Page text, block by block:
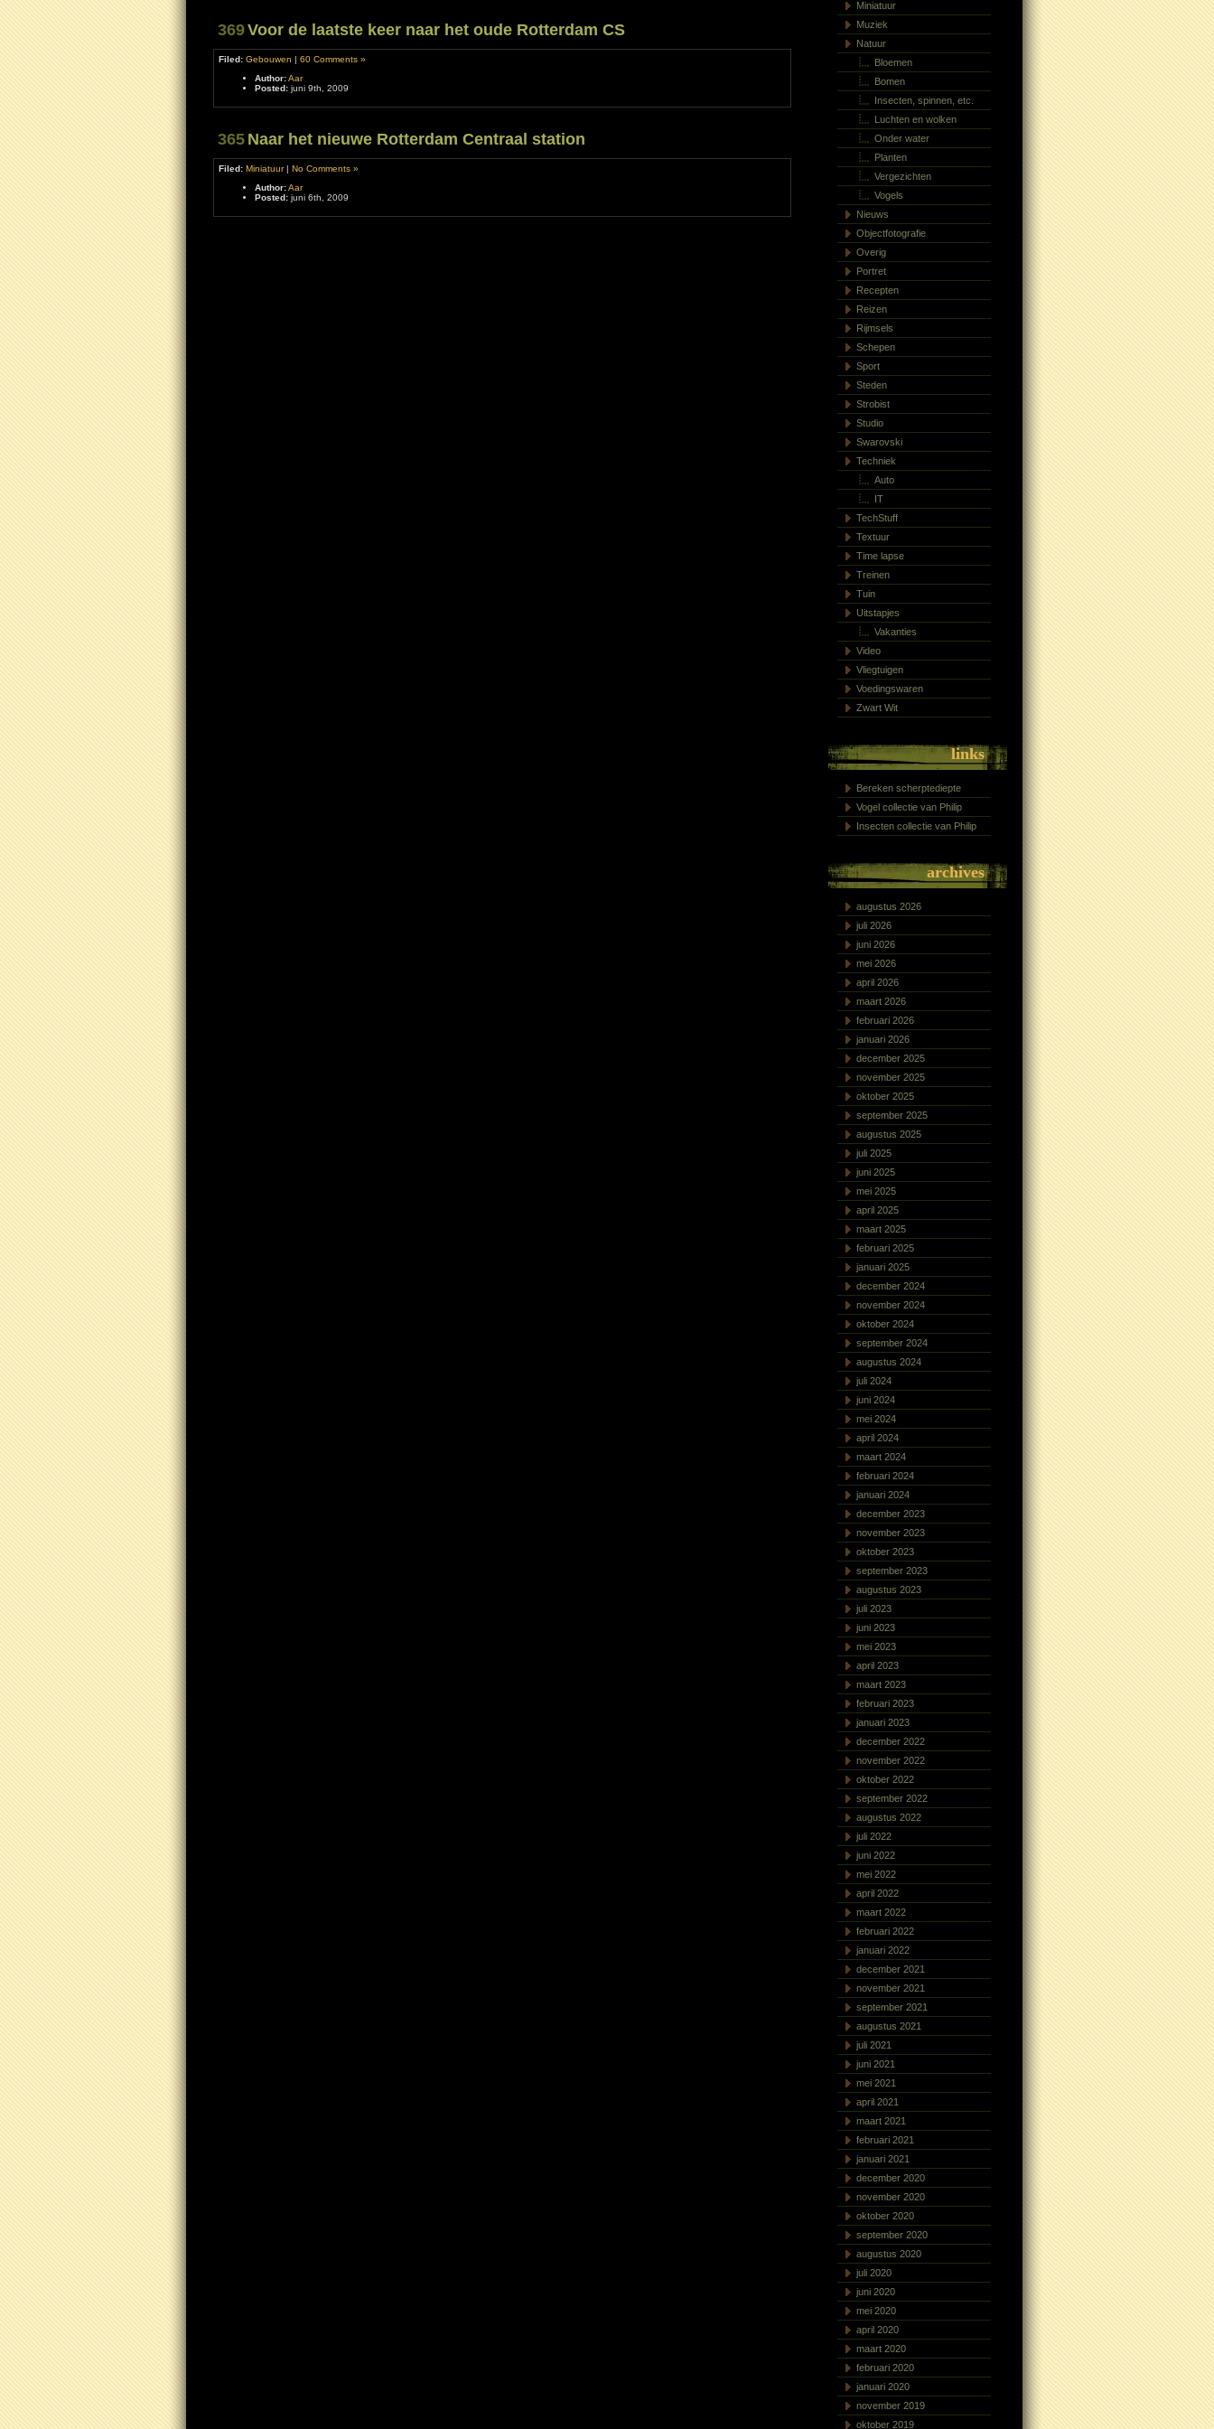
369Voor de laatste keer naar het oude Rotterdam CS
Filed: Gebouwen | 60 Comments »
Author: Aar
Posted:juni 9th, 2009
365 Naar het nieuwe Rotterdam Centraal station
Filed: Miniatuur| No Comments »
Author: Aar
Posted:juni 6th, 2009
Miniatuur
Muziek
Natuur
Bloemen
Bomen
Insecten, spinnen, etc.
Luchten en wolken
Onder water
Planten
Vergezichten
Vogels
Nieuws
Objectfotografie
Overig
Portret
Recepten
Reizen
Rijmsels
Schepen
Sport
Steden
Strobist
Studio
Swarovski
Techniek
Auto
IT
TechStuff
Textuur
Time lapse
Treinen
Tuin
Uitstapjes
Vakanties
Video
Vliegtuigen
Voedingswaren
Zwart Wit
links
Bereken scherptediepte
Vogel collectie van Philip
Insecten collectie van Philip
archives
augustus 2026
juli 2026
juni 2026
mei 2026
april 2026
maart 2026
februari 2026
januari 2026
december 2025
november 2025
oktober 2025
september 2025
augustus 2025
juli 2025
juni 2025
mei 2025
april 2025
maart 2025
februari 2025
januari 2025
december 2024
november 2024
oktober 2024
september 2024
augustus 2024
juli 2024
juni 2024
mei 2024
april 2024
maart 2024
februari 2024
januari 2024
december 2023
november 2023
oktober 2023
september 2023
augustus 2023
juli 2023
juni 2023
mei 2023
april 2023
maart 2023
februari 2023
januari 2023
december 2022
november 2022
oktober 2022
september 2022
augustus 2022
juli 2022
juni 2022
mei 2022
april 2022
maart 2022
februari 2022
januari 2022
december 2021
november 2021
september 2021
augustus 2021
juli 2021
juni 2021
mei 2021
april 2021
maart 2021
februari 2021
januari 2021
december 2020
november 2020
oktober 2020
september 2020
augustus 2020
juli 2020
juni 2020
mei 2020
april 2020
maart 2020
februari 2020
januari 2020
november 2019
oktober 2019